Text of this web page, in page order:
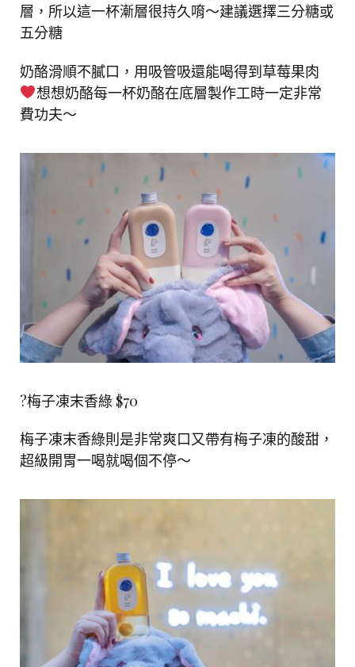
層，所以這一杯漸層很持久唷～建議選擇三分糖或
五分糖
奶酪滑順不膩口，用吸管吸還能喝得到草莓果肉
想想奶酪每一杯奶酪在底層製作工時一定非常
費功夫～
?梅子凍末香綠 $70
梅子凍末香綠則是非常爽口又帶有梅子凍的酸甜，
超級開胃一喝就喝個不停～